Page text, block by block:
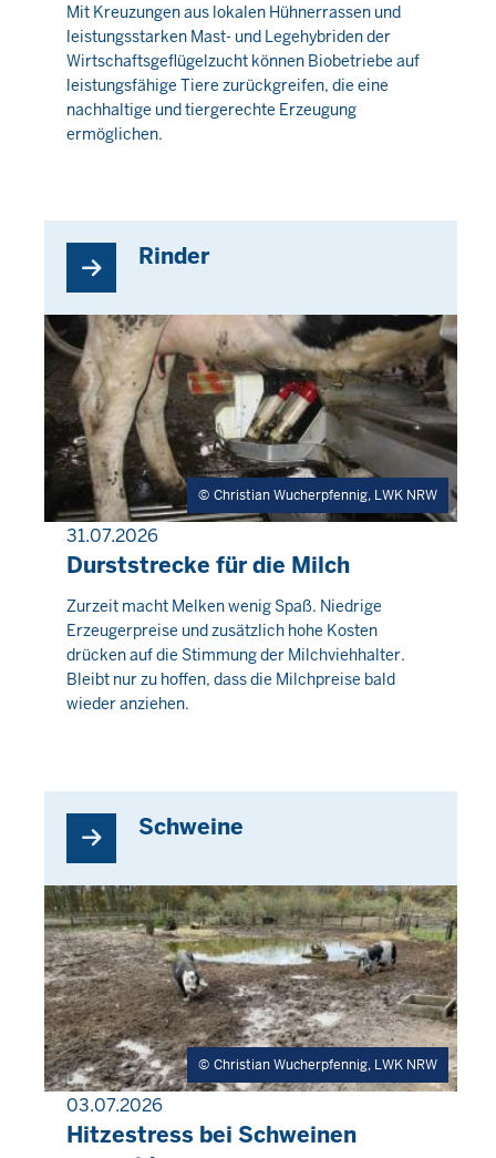
Donnerstag,
6
August
2026
Mit Kreuzungen aus lokalen Hühnerrassen und
leistungsstarken Mast- und Legehybriden der
Wirtschaftsgeflügelzucht können Biobetriebe auf
leistungsfähige Tiere zurückgreifen, die eine
nachhaltige und tiergerechte Erzeugung
ermöglichen.
Rinder
Christian Wucherpfennig, LWK NRW
31.07.2026
PRESSEMITTEILUNG
Durststrecke für die Milch
Donnerstag,
6
August
2026
Zurzeit macht Melken wenig Spaß. Niedrige
Erzeugerpreise und zusätzlich hohe Kosten
drücken auf die Stimmung der Milchviehhalter.
Bleibt nur zu hoffen, dass die Milchpreise bald
wieder anziehen.
Schweine
Christian Wucherpfennig, LWK NRW
03.07.2026
PRESSEMITTEILUNG
Hitzestress bei Schweinen